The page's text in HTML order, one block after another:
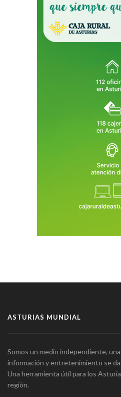
ASTURIAS MUNDIAL
Somos un medio independiente,
información y entretenimiento se
Una herramienta útil para los
región.